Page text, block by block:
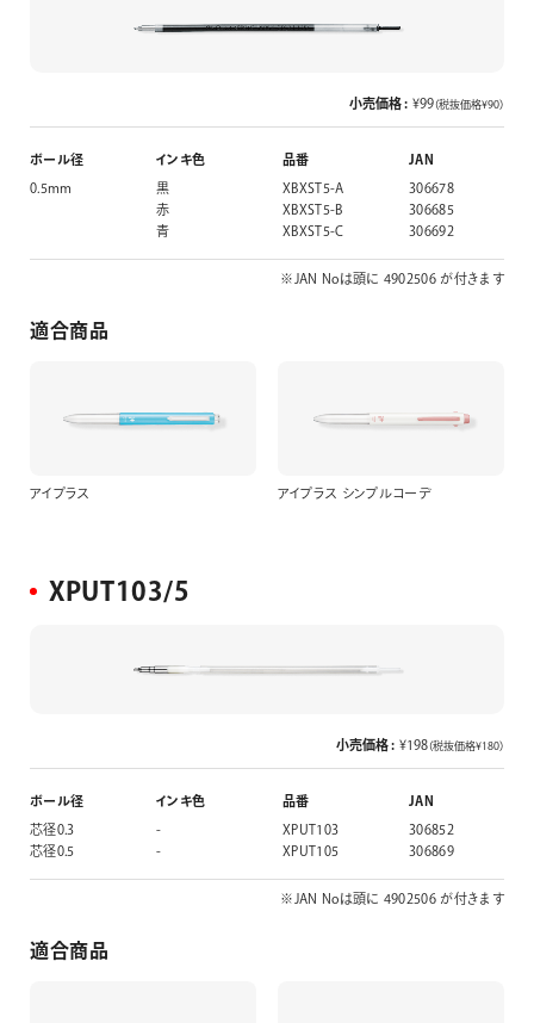
小売価格 : ¥99（税抜価格¥90）
ボール径 インキ色 品番 JAN
0.5mm 黒 XBXST5-A
306678
赤
XBXST5-B
306685
青
XBXST5-C 306692
※JAN Noは頭に 4902506 が付きます
適合商品
アイプラス アイプラス シンプルコーデ
XPUT103/5
小売価格 : ¥198（税抜価格¥180）
ボール径 インキ色 品番 JAN
芯径0.3 - XPUT103
306852
芯径0.5
- XPUT105 306869
※JAN Noは頭に 4902506 が付きます
適合商品